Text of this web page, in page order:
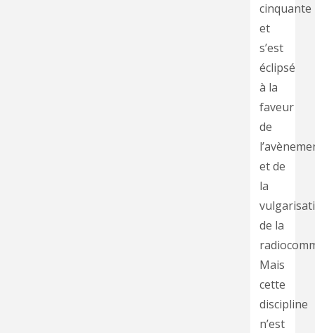
cinquante
et
s’est
éclipsé
à la
faveur
de
et de
la
de la
Mais
cette
discipline
n’est